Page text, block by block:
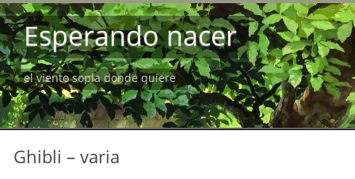
Esperando nacer
el viento sopla donde quiere
Ghibli – varia